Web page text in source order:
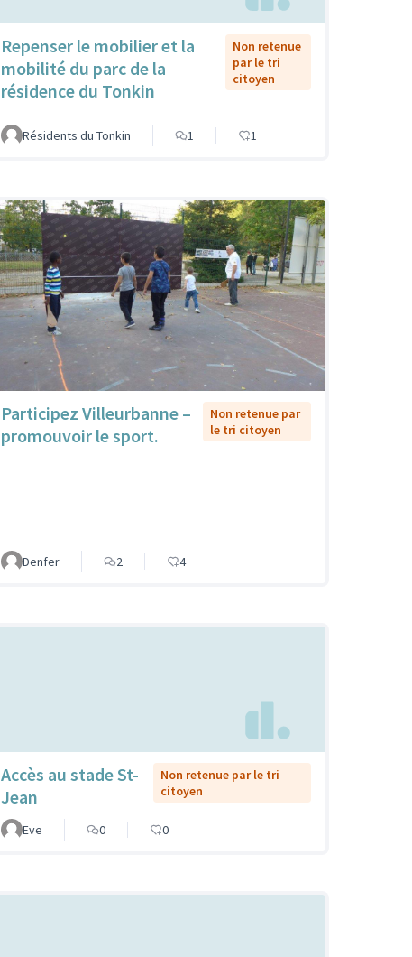
Repenser le mobilier et la
mobilité du parc de la
résidence du Tonkin
Non retenue
par le tri
citoyen
Résidents du Tonkin 1 1
Participez Villeurbanne –
promouvoir le sport.
Non retenue par
le tri citoyen
Denfer 2 4
Accès au stade St-
Jean
Non retenue par le tri
citoyen
Eve 0 0